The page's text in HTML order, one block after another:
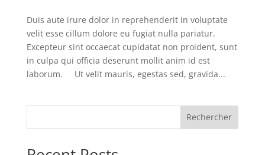
Duis aute irure dolor in reprehenderit in voluptate
velit esse cillum dolore eu fugiat nulla pariatur.
Excepteur sint occaecat cupidatat non proident, sunt
in culpa qui officia deserunt mollit anim id est
laborum. Ut velit mauris, egestas sed, gravida...
Rechercher